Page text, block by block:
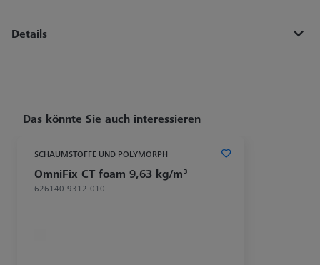
Details
Das könnte Sie auch interessieren
SCHAUMSTOFFE UND POLYMORPH
OmniFix CT foam 9,63 kg/m³
626140-9312-010